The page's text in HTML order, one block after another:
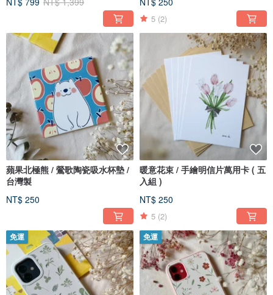
5 (2)
蘋果北極熊 / 鶯歌陶瓷吸水杯墊 /
台灣製
NT$ 250
暖意花束 / 手繪明信片萬用卡 ( 五
入組 )
NT$ 250
5 (2)
免運 免運